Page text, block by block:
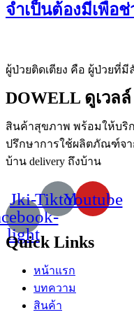
จำเป็นต้องมีเพื่อ
ผู้ป่วยติดเตียง คือ ผู้ป่วยที่
DOWELL ดูเวลล์
สินค้าสุขภาพ พร้อมให้บริ
ปรึกษาการใช้ผลิตภัณฑ์จา
บ้าน delivery ถึงบ้าน
Jki-
light
TiktokYoutube
Quick Links
หน้าแรก
บทความ
สินค้า